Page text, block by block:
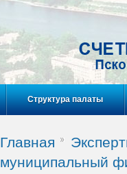
Структура палаты
Главная
муниципальный